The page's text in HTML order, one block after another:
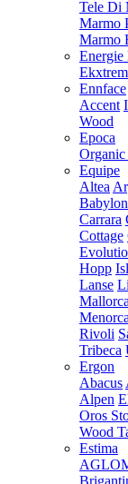
Tele Di
Marmo
Marmo
Energie
Ennface
Accent
Wood
Epoca
Equipe
Altea
Carrara
Cottage
Hopp
Lanse
Mallorca
Menorca
Rivoli
Tribeca
Ergon
Abacus
Alpen
Oros
Wood
Estima